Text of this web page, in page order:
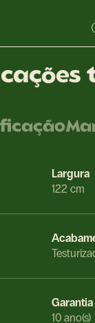
Largura
122 cm
Garantia
10 ano(s)